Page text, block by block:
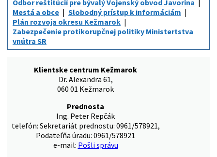
Odbor reštitúcií pre bývalý Vojenský obvod Javorina
Mestá a obce
Slobodný prístup k informáciám
Plán rozvoja okresu Kežmarok
Zabezpečenie protikorupčnej politiky Ministertstva
vnútra SR
Klientske centrum Kežmarok
Dr. Alexandra 61,
060 01 Kežmarok
Prednosta
Ing. Peter Repčák
telefón: Sekretariát prednostu: 0961/578921,
Podateľňa úradu: 0961/578921
e-mail: Pošli správu